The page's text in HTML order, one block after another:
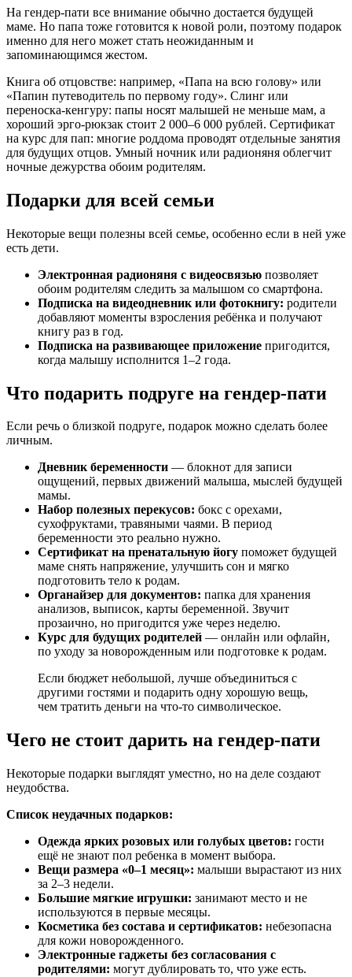
На гендер-пати все внимание обычно достается будущей
маме. Но папа тоже готовится к новой роли, поэтому подарок
именно для него может стать неожиданным и
запоминающимся жестом.
Книга об отцовстве: например, «Папа на всю голову» или
«Папин путеводитель по первому году». Слинг или
переноска-кенгуру: папы носят малышей не меньше мам, а
хороший эрго-рюкзак стоит 2 000–6 000 рублей. Сертификат
на курс для пап: многие роддома проводят отдельные занятия
для будущих отцов. Умный ночник или радионяня облегчит
ночные дежурства обоим родителям.
Подарки для всей семьи
Некоторые вещи полезны всей семье, особенно если в ней уже
есть дети.
Электронная радионяня с видеосвязью позволяет
обоим родителям следить за малышом со смартфона.
Подписка на видеодневник или фотокнигу: родители
добавляют моменты взросления ребёнка и получают
книгу раз в год.
Подписка на развивающее приложение пригодится,
когда малышу исполнится 1–2 года.
Что подарить подруге на гендер-пати
Если речь о близкой подруге, подарок можно сделать более
личным.
Дневник беременности — блокнот для записи
ощущений, первых движений малыша, мыслей будущей
мамы.
Набор полезных перекусов: бокс с орехами,
сухофруктами, травяными чаями. В период
беременности это реально нужно.
Сертификат на пренатальную йогу поможет будущей
маме снять напряжение, улучшить сон и мягко
подготовить тело к родам.
Органайзер для документов: папка для хранения
анализов, выписок, карты беременной. Звучит
прозаично, но пригодится уже через неделю.
Курс для будущих родителей — онлайн или офлайн,
по уходу за новорожденным или подготовке к родам.
Если бюджет небольшой, лучше объединиться с
другими гостями и подарить одну хорошую вещь,
чем тратить деньги на что-то символическое.
Чего не стоит дарить на гендер-пати
Некоторые подарки выглядят уместно, но на деле создают
неудобства.
Список неудачных подарков:
Одежда ярких розовых или голубых цветов: гости
ещё не знают пол ребенка в момент выбора.
Вещи размера «0–1 месяц»: малыши вырастают из них
за 2–3 недели.
Большие мягкие игрушки: занимают место и не
используются в первые месяцы.
Косметика без состава и сертификатов: небезопасна
для кожи новорожденного.
Электронные гаджеты без согласования с
родителями: могут дублировать то, что уже есть.